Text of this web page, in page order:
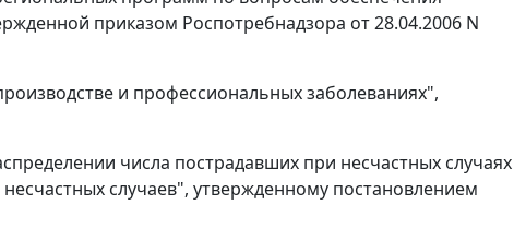
приказом Роспотребнадзора от 28.04.2006 N
и профессиональных заболеваниях",
числа пострадавших при несчастных случаях
случаев", утвержденному постановлением